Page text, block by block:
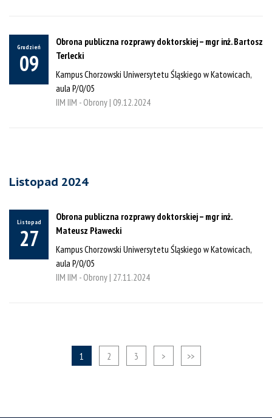
Grudzień
09
Obrona publiczna rozprawy doktorskiej – mgr inż. Bartosz
Terlecki
Kampus Chorzowski Uniwersytetu Śląskiego w Katowicach,
aula P/0/05
IIM IIM - Obrony | 09.12.2024
Listopad 2024
Listopad
27
Obrona publiczna rozprawy doktorskiej – mgr inż.
Mateusz Pławecki
Kampus Chorzowski Uniwersytetu Śląskiego w Katowicach,
aula P/0/05
IIM IIM - Obrony | 27.11.2024
1 2 3 > >>